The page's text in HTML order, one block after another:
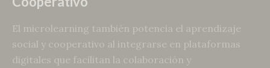
El microlearning también potencia el aprendizaje
social y cooperativo al integrarse en plataformas
digitales que facilitan la colaboración y